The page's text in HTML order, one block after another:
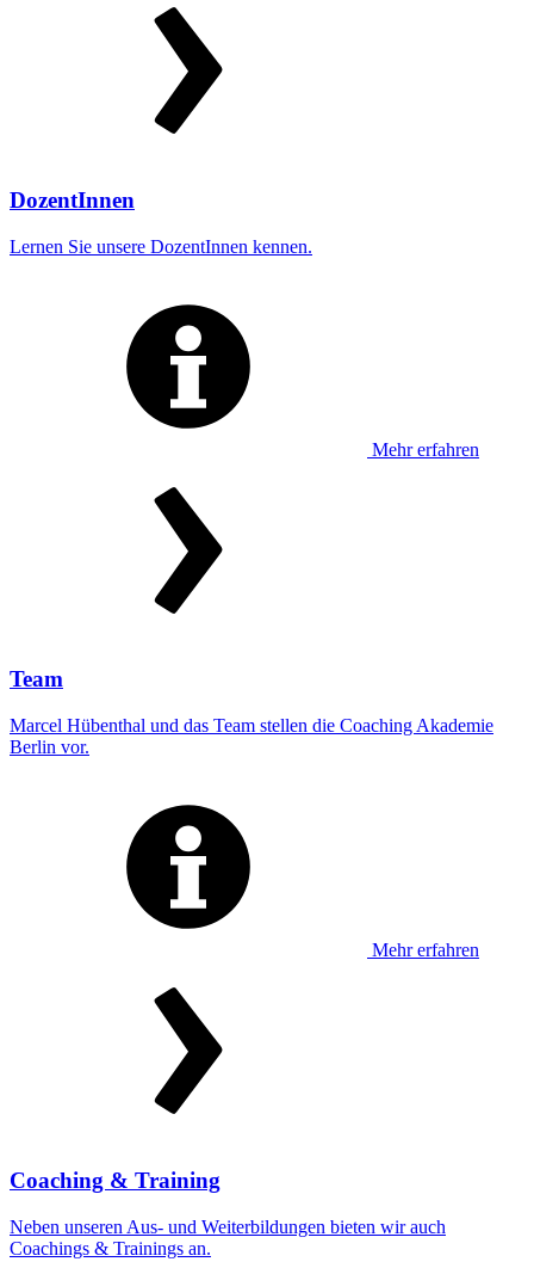
DozentInnen
Lernen Sie unsere DozentInnen kennen.
Mehr erfahren
Team
Marcel Hübenthal und das Team stellen die Coaching Akademie
Berlin vor.
Mehr erfahren
Coaching & Training
Neben unseren Aus- und Weiterbildungen bieten wir auch
Coachings & Trainings an.